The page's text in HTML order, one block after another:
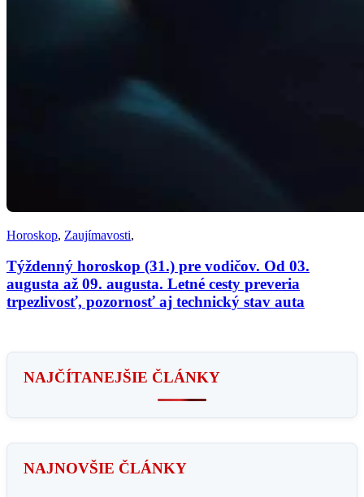
Horoskop, Zaujímavosti,
Týždenný horoskop (31.) pre vodičov. Od 03.
augusta až 09. augusta. Letné cesty preveria
trpezlivosť, pozornosť aj technický stav auta
NAJČÍTANEJŠIE ČLÁNKY
NAJNOVŠIE ČLÁNKY